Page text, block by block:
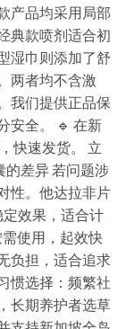
产品均采用局部
典款喷剂适合初
湿巾则添加了舒
两者均不含激
我们提供正品保
安全。 🔹 在新
快速发货。 立
差异 若问题涉
性。他达拉非片
定效果，适合计
使用，起效快
负担，适合追求
惯选择：频繁社
长期养护者选草